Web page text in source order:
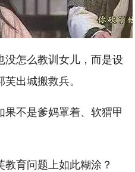
怎么教训女儿，而是设
出城搬救兵。
不是爹妈罩着、软猬甲
育问题上如此糊涂？